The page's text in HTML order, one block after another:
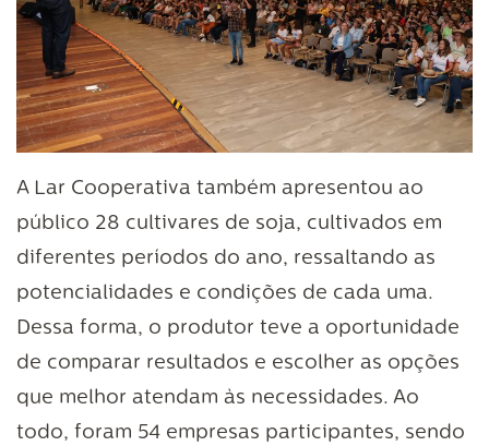
A Lar Cooperativa também apresentou ao
público 28 cultivares de soja, cultivados em
diferentes períodos do ano, ressaltando as
potencialidades e condições de cada uma.
Dessa forma, o produtor teve a oportunidade
de comparar resultados e escolher as opções
que melhor atendam às necessidades. Ao
todo, foram 54 empresas participantes, sendo